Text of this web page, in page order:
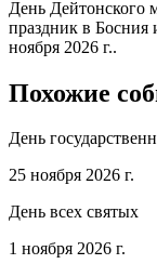
День Дейтонского
праздник в Босния
ноября 2026 г..
Похожие
День
25 ноября 2026 г.
День всех святых
1 ноября 2026 г.